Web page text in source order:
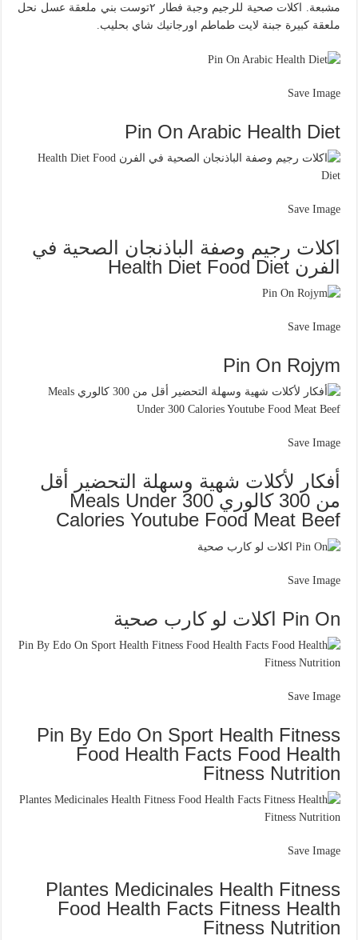
مشبعة. اكلات صحية للرجيم وجبة فطار ٢توست بني ملعقة عسل نحل
ملعقة كبيرة جبنة لايت طماطم اورجانيك شاي بحليب.
Save Image
Pin On Arabic Health Diet
Save Image
اكلات رجيم وصفة الباذنجان الصحية في
الفرن Health Diet Food Diet
Save Image
Pin On Rojym
Save Image
أفكار لأكلات شهية وسهلة التحضير أقل
من 300 كالوري Meals Under 300
Calories Youtube Food Meat Beef
Save Image
Pin On اكلات لو كارب صحية
Save Image
Pin By Edo On Sport Health Fitness
Food Health Facts Food Health
Fitness Nutrition
Save Image
Plantes Medicinales Health Fitness
Food Health Facts Fitness Health
Fitness Nutrition